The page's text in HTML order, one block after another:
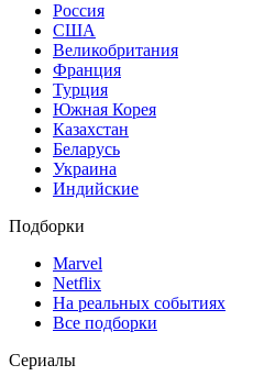
Россия
США
Великобритания
Франция
Турция
Южная Корея
Казахстан
Беларусь
Украина
Индийские
Подборки
Marvel
Netflix
На реальных событиях
Все подборки
Сериалы